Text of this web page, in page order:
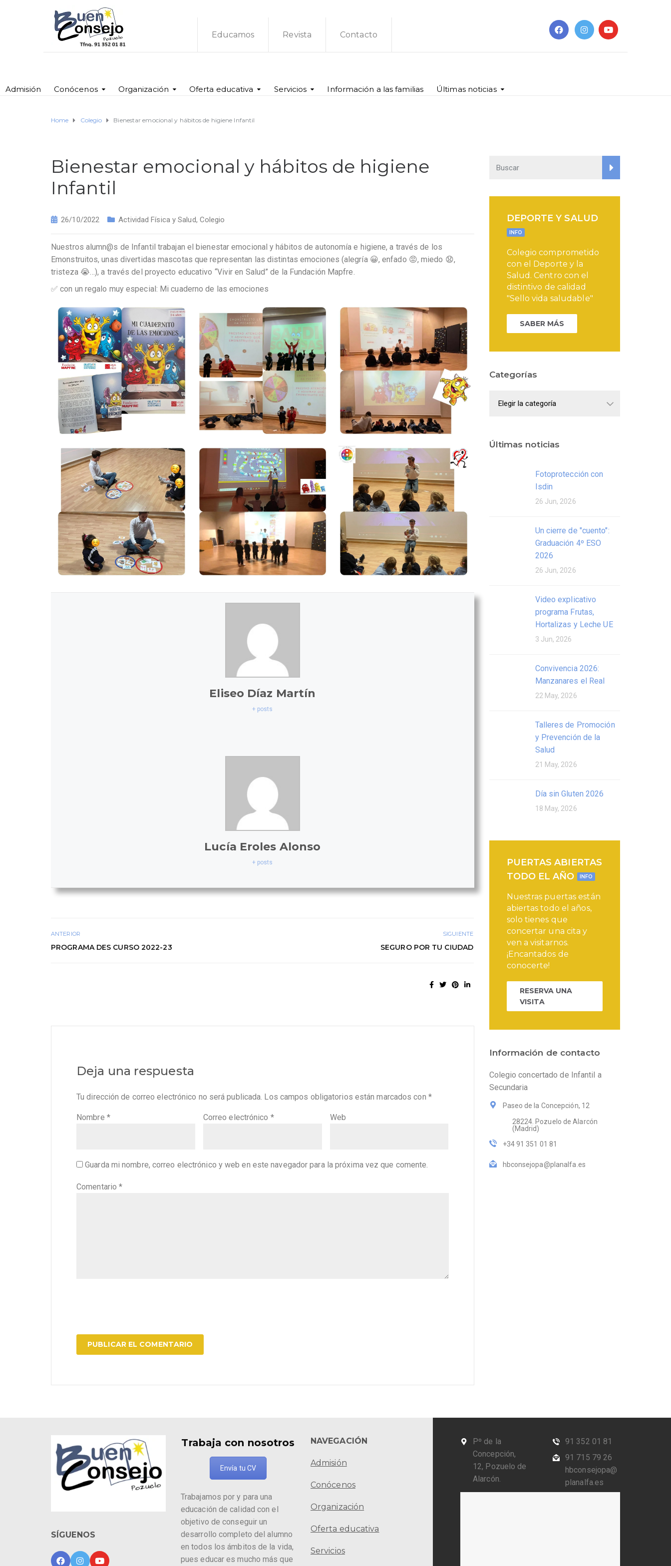
Educamos Revista Contacto
Admisión Conócenos Organización Oferta educativa Servicios Información a las familias Últimas noticias
Home Colegio Bienestar emocional y hábitos de higiene Infantil
Bienestar emocional y hábitos de higiene
Infantil
26/10/2022 Actividad Física y Salud, Colegio
Nuestros alumn@s de Infantil trabajan el bienestar emocional y hábitos de autonomía e higiene, a través de los
Emonstruitos, unas divertidas mascotas que representan las distintas emociones (alegría 😀, enfado 😡, miedo 😧,
tristeza 😭…), a través del proyecto educativo “Vivir en Salud” de la Fundación Mapfre.
✅ con un regalo muy especial: Mi cuaderno de las emociones
Eliseo Díaz Martín
+ posts
Lucía Eroles Alonso
+ posts
ANTERIOR
PROGRAMA DES CURSO 2022-23
SIGUIENTE
SEGURO POR TU CIUDAD
Deja una respuesta
Tu dirección de correo electrónico no será publicada. Los campos obligatorios están marcados con *
Nombre * Correo electrónico * Web
Guarda mi nombre, correo electrónico y web en este navegador para la próxima vez que comente.
Comentario*
DEPORTE Y SALUD
INFO
Colegio comprometido
con el Deporte y la
Salud. Centro con el
distintivo de calidad
"Sello vida saludable"
SABER MÁS
Categorías
Últimas noticias
Fotoprotección con
Isdin
26 Jun, 2026
Un cierre de "cuento":
Graduación 4º ESO
2026
26 Jun, 2026
Video explicativo
programa Frutas,
Hortalizas y Leche UE
3 Jun, 2026
Convivencia 2026:
Manzanares el Real
22 May, 2026
Talleres de Promoción
y Prevención de la
Salud
21 May, 2026
Día sin Gluten 2026
18 May, 2026
PUERTAS ABIERTAS
TODO EL AÑO
INFO
Nuestras puertas están
abiertas todo el años,
solo tienes que
concertar una cita y
ven a visitarnos.
¡Encantados de
conocerte!
RESERVA UNA
VISITA
Información de contacto
Colegio concertado de Infantil a
Secundaria
Paseo de la Concepción, 12
28224. Pozuelo de Alarcón
(Madrid)
+34 91 351 01 81
hbconsejopa@planalfa.es
SÍGUENOS
Trabaja con nosotros
Envía tu CV
Trabajamos por y para una
educación de calidad con el
objetivo de conseguir un
desarrollo completo del alumno
en todos los ámbitos de la vida,
pues educar es mucho más que
NAVEGACIÓN
Admisión
Conócenos
Organización
Oferta educativa
Servicios
Pº de la
Concepción,
12, Pozuelo de
Alarcón.
91 352 01 81
91 715 79 26
hbconsejopa@
planalfa.es